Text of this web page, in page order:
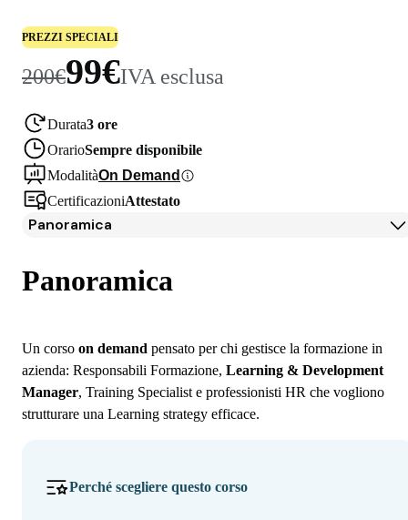
PREZZI SPECIALI
200€99€IVA esclusa
Durata3 ore
OrarioSempre disponibile
ModalitàOn Demand
CertificazioniAttestato
Panoramica
Programma
Iscrizione
Panoramica
Un corso on demand pensato per chi gestisce la formazione in
azienda: Responsabili Formazione, Learning & Development
Manager, Training Specialist e professionisti HR che vogliono
strutturare una Learning strategy efficace.
Perché scegliere questo corso